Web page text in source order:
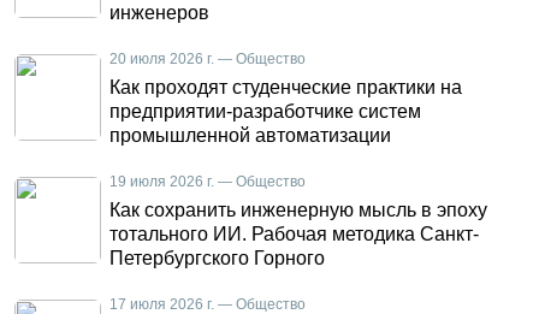
инженеров
20 июля 2026 г. — Общество
Как проходят студенческие практики на
предприятии-разработчике систем
промышленной автоматизации
19 июля 2026 г. — Общество
Как сохранить инженерную мысль в эпоху
тотального ИИ. Рабочая методика Санкт-
Петербургского Горного
17 июля 2026 г. — Общество